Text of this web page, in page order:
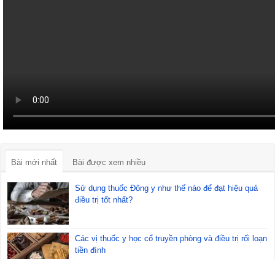
Bài mới nhất Bài được xem nhiều
Sử dụng thuốc Đông y như thế nào để đạt hiệu quả
điều trị tốt nhất?
Các vị thuốc y học cổ truyền phòng và điều trị rối loạn
tiền đình